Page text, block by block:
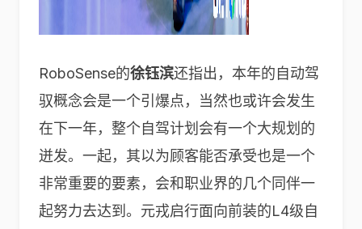
RoboSense的徐钰滨还指出，本年的自动驾
驭概念会是一个引爆点，当然也或许会发生
在下一年，整个自驾计划会有一个大规划的
迸发。一起，其以为顾客能否承受也是一个
非常重要的要素，会和职业界的几个同伴一
起努力去达到。元戎启行面向前装的L4级自